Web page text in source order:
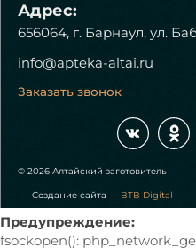
Адрес:
656064, г. Барнаул, ул.
info@apteka-altai.ru
Заказать звонок
© 2026 Алтайский заготовитель
Создание сайта — BTB Digital
Предупреждение:
fsockopen():